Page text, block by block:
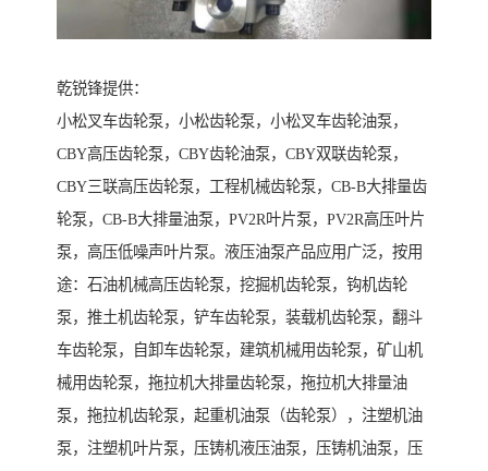
乾锐锋提供：
小松叉车齿轮泵，小松齿轮泵，小松叉车齿轮油泵，
CBY高压齿轮泵，CBY齿轮油泵，CBY双联齿轮泵，
CBY三联高压齿轮泵，工程机械齿轮泵，CB-B大排量齿
轮泵，CB-B大排量油泵，PV2R叶片泵，PV2R高压叶片
泵，高压低噪声叶片泵。液压油泵产品应用广泛，按用
途：石油机械高压齿轮泵，挖掘机齿轮泵，钩机齿轮
泵，推土机齿轮泵，铲车齿轮泵，装载机齿轮泵，翻斗
车齿轮泵，自卸车齿轮泵，建筑机械用齿轮泵，矿山机
械用齿轮泵，拖拉机大排量齿轮泵，拖拉机大排量油
泵，拖拉机齿轮泵，起重机油泵（齿轮泵），注塑机油
泵，注塑机叶片泵，压铸机液压油泵，压铸机油泵，压